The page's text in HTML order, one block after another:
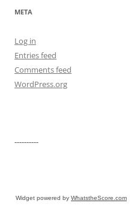
META
Log in
Entries feed
Comments feed
WordPress.org
----------
Widget powered by WhatstheScore.com